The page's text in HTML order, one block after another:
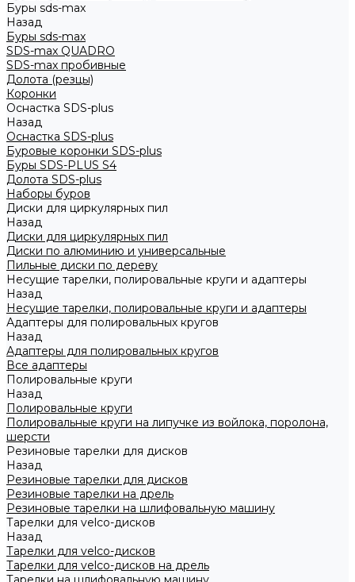
Буры sds-max
Назад
Буры sds-max
SDS-max QUADRO
SDS-max пробивные
Долота (резцы)
Коронки
Оснастка SDS-plus
Назад
Оснастка SDS-plus
Буровые коронки SDS-plus
Буры SDS-PLUS S4
Долота SDS-plus
Наборы буров
Диски для циркулярных пил
Назад
Диски для циркулярных пил
Диски по алюминию и универсальные
Пильные диски по дереву
Несущие тарелки, полировальные круги и адаптеры
Назад
Несущие тарелки, полировальные круги и адаптеры
Адаптеры для полировальных кругов
Назад
Адаптеры для полировальных кругов
Все адаптеры
Полировальные круги
Назад
Полировальные круги
Полировальные круги на липучке из войлока, поролона,
шерсти
Резиновые тарелки для дисков
Назад
Резиновые тарелки для дисков
Резиновые тарелки на дрель
Резиновые тарелки на шлифовальную машину
Тарелки для velco-дисков
Назад
Тарелки для velco-дисков
Тарелки для velco-дисков на дрель